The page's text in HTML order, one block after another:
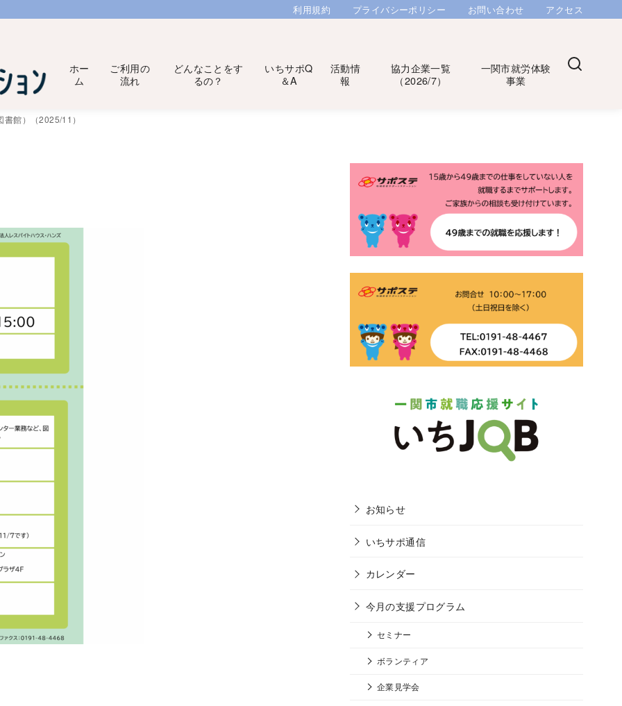
利用規約 プライバシーポリシー お問い合わせ アクセス
ホー
ム
ご利用の
流れ
どんなことをす
るの？
いちサポQ
＆A
活動情
報
協力企業一覧
（2026/7）
一関市就労体験
事業
館）（2025/11）
お知らせ
いちサポ通信
カレンダー
今月の支援プログラム
セミナー
ボランティア
企業見学会